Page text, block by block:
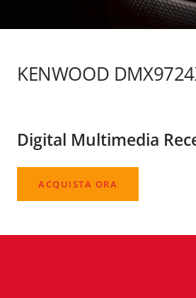
KENWOOD
Digital Multimedia
ACQUISTA ORA